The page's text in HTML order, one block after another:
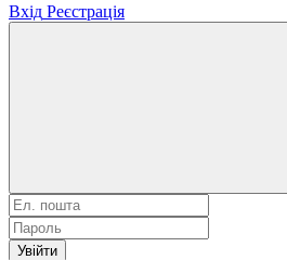
Вхід Реєстрація
Увійти